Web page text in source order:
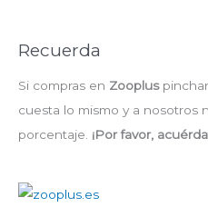
Recuerda
Si compras en Zooplus
cuesta lo mismo y a nosotros
porcentaje. ¡Por favor,